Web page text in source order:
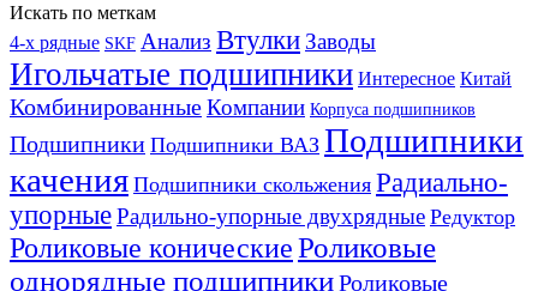
Искать по меткам
4-х рядные SKF Анализ Втулки Заводы
Игольчатые подшипники Интересное Китай
КомбинированныеКомпании Корпуса подшипников
Подшипники Подшипники ВАЗ Подшипники
качения Подшипники скольжения Радиально-
упорныеРадильно-упорные двухрядные Редуктор
Роликовые коническиеРоликовые
однорядные подшипникиРоликовые